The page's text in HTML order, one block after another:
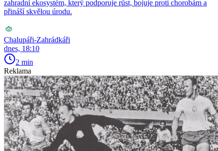
zahradní ekosystém, který podporuje růst, bojuje proti chorobám a
přináší skvělou úrodu.
Chalupáři-Zahrádkáři
dnes, 18:10
2 min
Reklama